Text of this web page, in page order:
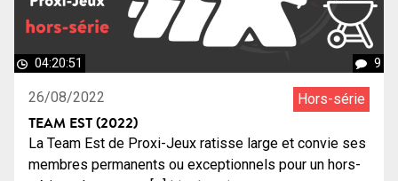
04:20:51 9
26/08/2022 Hors-série
TEAM EST (2022)
La Team Est de Proxi-Jeux ratisse large et convie ses
membres permanents ou exceptionnels pour un hors-